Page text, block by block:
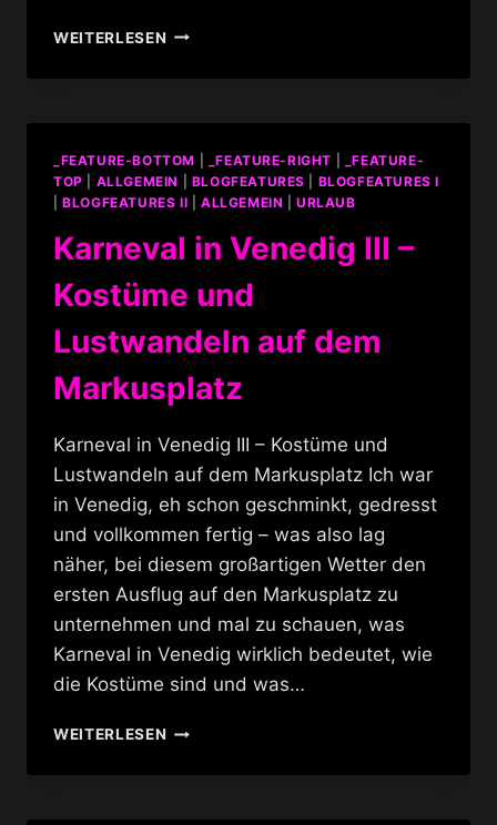
WEITERLESENFASCHINGSFIEBER
_FEATURE-BOTTOM _FEATURE-RIGHT
_FEATURE-
TOP
ALLGEMEIN BLOGFEATURES
BLOGFEATURES I
|BLOGFEATURES II ALLGEMEIN |URLAUB
Karneval in Venedig III –
Kostüme und
Lustwandeln auf dem
Markusplatz
Karneval in Venedig III – Kostüme und
Lustwandeln auf dem Markusplatz Ich war
in Venedig, eh schon geschminkt, gedresst
und vollkommen fertig – was also lag
näher, bei diesem großartigen Wetter den
ersten Ausflug auf den Markusplatz zu
unternehmen und mal zu schauen, was
Karneval in Venedig wirklich bedeutet, wie
die Kostüme sind und was…
WEITERLESENKARNEVAL
VENEDIG